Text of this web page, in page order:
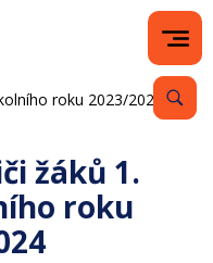
roku 2023/2024
žáků 1.
roku